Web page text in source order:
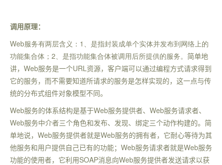
调用原理：
Web服务有两层含义：1、是指封装成单个实体并发布到网络上的
功能集合体；2、是指功能集合体被调用后所提供的服务。 简单地
讲， Web服务是一个URL资源，客户端可以通过编程方式请求得到
它的服务，而不需要知道所请求的服务是怎样实现的，这一点与传
统的分布式组件对象模型不同。
Web服务的体系结构是基于Web服务提供者、 Web服务请求者、
Web服务中介者三个角色和发布、发现、绑定三个动作构建的。简
单地说， Web服务提供者就是Web服务的拥有者，它耐心等待为其
他服务和用户提供自己已有的功能； Web服务请求者就是Web服务
功能的使用者，它利用SOAP消息向Web服务提供者发送请求以获